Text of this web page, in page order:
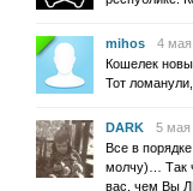
mihos
4 мая
Кошелек
Тот
DARK
5 мая
Все в
молчу)… Так
вас, чем Вы